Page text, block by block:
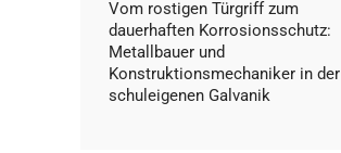
Vom rostigen Türgriff zum
dauerhaften Korrosionsschutz:
Metallbauer und
Konstruktionsmechaniker in der
schuleigenen Galvanik